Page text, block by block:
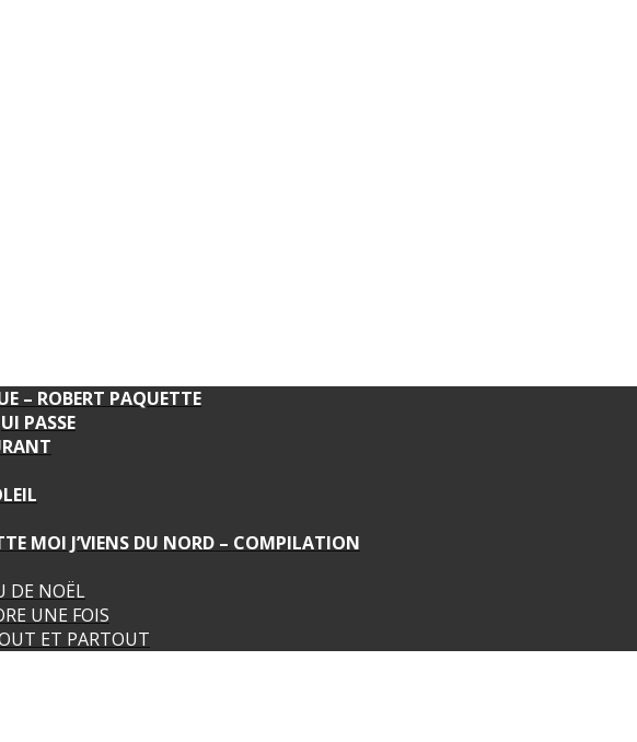
– ROBERT PAQUETTE
PASSE
MOI J’VIENS DU NORD – COMPILATION
DE NOËL
UNE FOIS
ET PARTOUT